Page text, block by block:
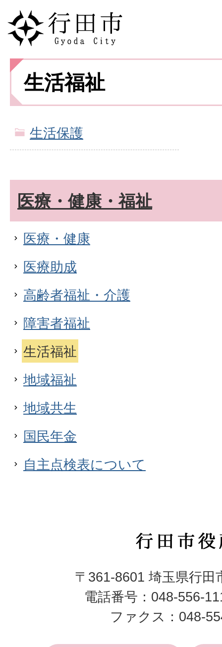
生活福祉
生活保護
医療・健康・福祉
医療・健康
医療助成
高齢者福祉・介護
障害者福祉
生活福祉
地域福祉
地域共生
国民年金
自主点検表について
行
市
役
所
〒361-8601 埼玉県行田
電話番号：048-556-
ファクス：048-